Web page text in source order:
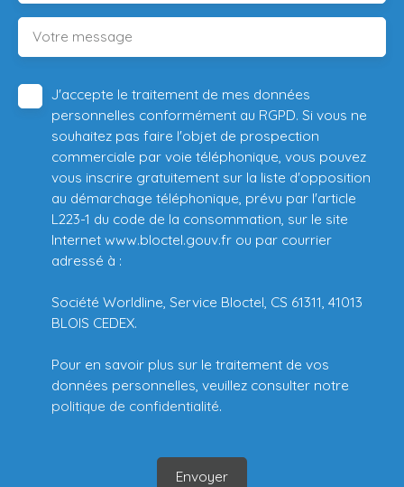
Votre message
J'accepte le traitement de mes données
personnelles conformément au RGPD. Si vous ne
souhaitez pas faire l'objet de prospection
commerciale par voie téléphonique, vous pouvez
vous inscrire gratuitement sur la liste d'opposition
au démarchage téléphonique, prévu par l'article
L223-1 du code de la consommation, sur le site
Internet www.bloctel.gouv.fr ou par courrier
adressé à :
Société Worldline, Service Bloctel, CS 61311, 41013
BLOIS CEDEX.
Pour en savoir plus sur le traitement de vos
données personnelles, veuillez consulter notre
politique de confidentialité.
Envoyer